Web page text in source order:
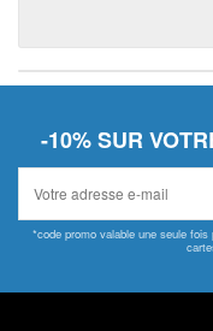
-10% SUR
*code promo valable une seule